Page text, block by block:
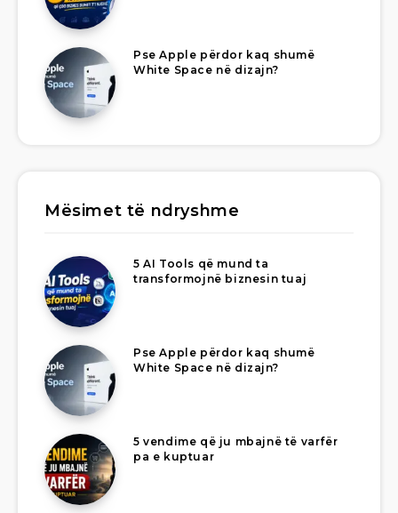
Pse Apple përdor kaq shumë
White Space në dizajn?
Mësimet të ndryshme
5 AI Tools që mund ta
transformojnë biznesin tuaj
Pse Apple përdor kaq shumë
White Space në dizajn?
5 vendime që ju mbajnë të varfër
pa e kuptuar